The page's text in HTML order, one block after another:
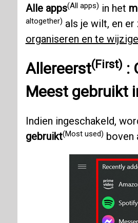
Alle apps(All apps) in het
altogether) als je wilt, en er
organiseren en te
Allereerst(First) :
Meest gebruikt
Indien ingeschakeld,
gebruikt(Most used) boven